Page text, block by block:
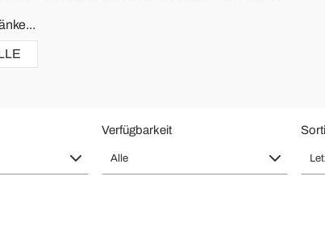
Verfügbarkeit
Alle